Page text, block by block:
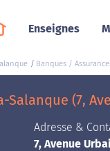
Enseignes
Banques /
(7,
Adresse &
7, Avenue